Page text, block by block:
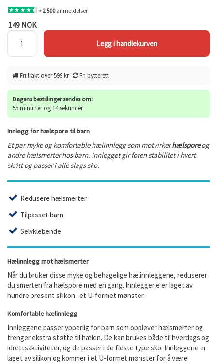
+ 2 500anmeldelser
149 NOK
Fri frakt over 599 kr Fri bytterett
Dagens bestillinger sendes om:
55 minutter og 14 sekunder
Innlegg for hælspore til barn
Et par myke og komfortable hælinnlegg som motvirkerhælsporeog
andre hælsmerter hos barn. Innlegget gir foten stabilitet i hvert
skritt og passer i alle slags sko.
Redusere hælsmerter
Tilpasset barn
Selvklebende
Hælinnlegg mot hælsmerter
Når du bruker disse myke og behagelige hælinnleggene, reduserer
du smerten fra hælspore med en gang. Innleggene er laget av
hundre prosent silikon i et U-formet mønster.
Komfortable hælinnlegg
Innleggene passer ypperlig for barn som opplever hælsmerter og
trenger ekstra støtte til hælen. De kan brukes både til hverdags og
idrettsaktiviteter, og de passer i de fleste type sko. Innleggene er
laget av silikon og kommer i et U-formet mønster for å være